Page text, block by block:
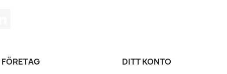
DITT KONTO